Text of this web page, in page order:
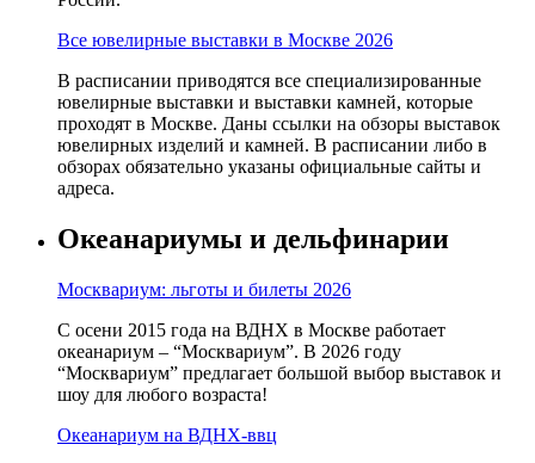
Все ювелирные выставки в Москве 2026
В расписании приводятся все специализированные
ювелирные выставки и выставки камней, которые
проходят в Москве. Даны ссылки на обзоры выставок
ювелирных изделий и камней. В расписании либо в
обзорах обязательно указаны официальные сайты и
адреса.
Океанариумы и дельфинарии
Москвариум: льготы и билеты 2026
С осени 2015 года на ВДНХ в Москве работает
океанариум – “Москвариум”. В 2026 году
“Москвариум” предлагает большой выбор выставок и
шоу для любого возраста!
Океанариум на ВДНХ-ввц